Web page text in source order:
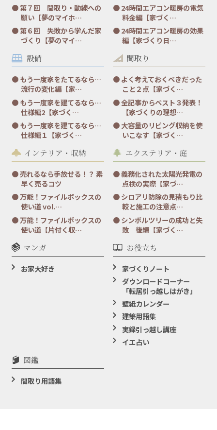
第７回 間取り・動線への
願い【夢のマイホ…
第６回 失敗から学んだ家
づくり【夢のマイ…
24時間エアコン暖房の電気
料金編【家づく…
24時間エアコン暖房の効果
編【家づくり日…
設備
もう一度家をたてるなら…
流行の変化編【家…
もう一度家を建てるなら…
仕様編2【家づく…
もう一度家を建てるなら…
仕様編１【家づく…
間取り
よく考えておくべきだった
こと２点【家づく…
全記事からベスト３発表！
【家づくりの理想…
大容量のリビング収納を使
いこなす【家づく…
インテリア・収納
売れるなら手放せる！？ 素
早く売るコツ
万能！ファイルボックスの
使い道 vol.…
万能！ファイルボックスの
使い道【片付く収…
エクステリア・庭
義務化された太陽光発電の
点検の実際【家づ…
シロアリ防除の見積もり比
較と施工の注意点…
シンボルツリーの成功と失
敗 後編【家づく…
マンガ
お家大好き
お役立ち
家づくりノート
ダウンロードコーナー
「転居引っ越しはがき」
壁紙カレンダー
建築用語集
実録引っ越し講座
イエ占い
図鑑
間取り用語集